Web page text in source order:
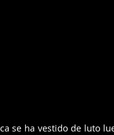
se ha vestido de luto